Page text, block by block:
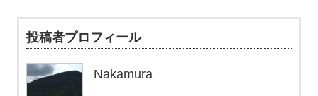
投稿者プロフィール
Nakamura